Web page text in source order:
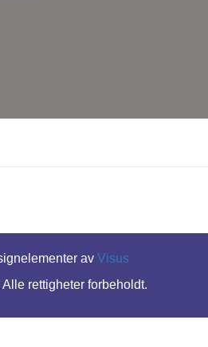
av Visus
rettigheter forbeholdt.